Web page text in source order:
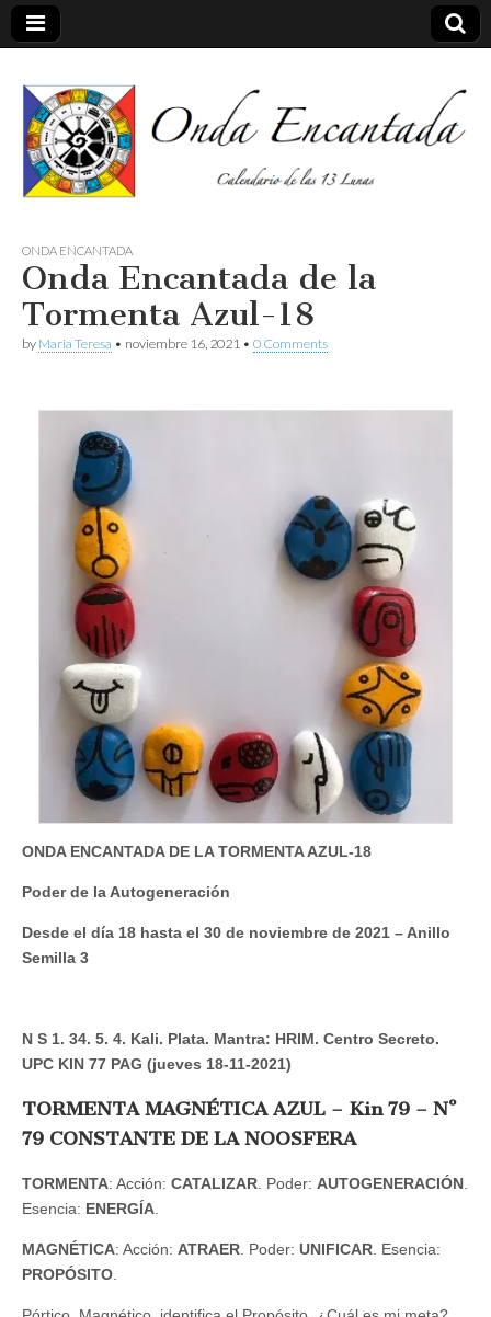
Onda
encantada
ONDA ENCANTADA
Onda Encantada de la
Tormenta Azul-18
by Maria Teresa • noviembre 16, 2021 • 0 Comments
ONDA ENCANTADA DE LA TORMENTA AZUL-18
Poder de la Autogeneración
Desde el día 18 hasta el 30 de noviembre de 2021 – Anillo
Semilla 3
N S 1. 34. 5. 4. Kali. Plata. Mantra: HRIM. Centro Secreto.
UPC KIN 77 PAG (jueves 18-11-2021)
TORMENTA MAGNÉTICA AZUL – Kin 79 – Nº
79 CONSTANTE DE LA NOOSFERA
TORMENTA: Acción: CATALIZAR. Poder: AUTOGENERACIÓN.
Esencia: ENERGÍA.
MAGNÉTICA: Acción: ATRAER. Poder: UNIFICAR. Esencia:
PROPÓSITO.